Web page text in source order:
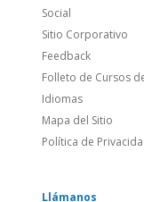
Sitio Corporativo
Feedback
Folleto de Cursos de
Idiomas
Mapa del Sitio
Política de Privacidad
822 112103